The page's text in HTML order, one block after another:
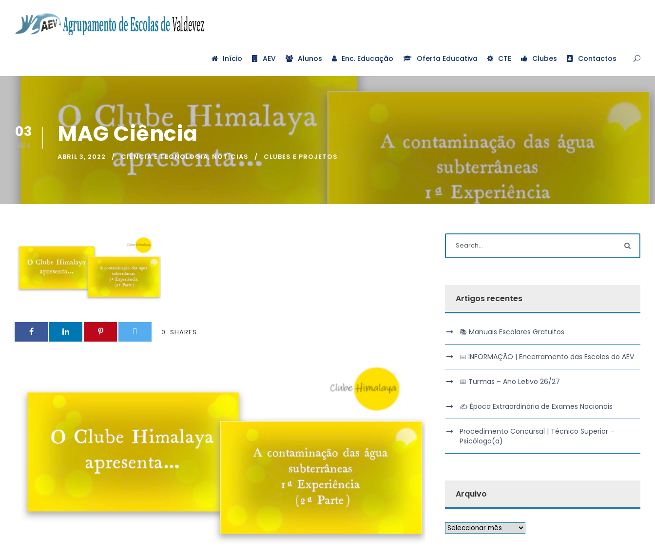
Início AEV Alunos Enc. Educação Oferta Educativa CTE Clubes Contactos
03
ABR MAG Ciência
ABRIL 3, 2022 CIÊNCIA E TECNOLOGIA, NOTÍCIAS CLUBES E PROJETOS
0 SHARES
Artigos recentes
📚 Manuais Escolares Gratuitos
📅 INFORMAÇÃO | Encerramento das Escolas do AEV
📅 Turmas – Ano Letivo 26/27
✍️ Época Extraordinária de Exames Nacionais
Procedimento Concursal | Técnico Superior –
Psicólogo(a)
Arquivo